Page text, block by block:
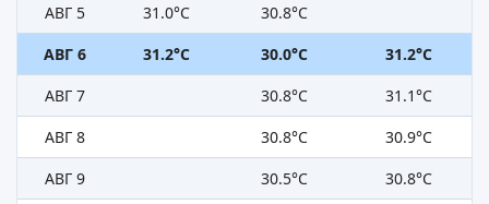
АВГ 5
31.0°C
30.8°C
АВГ 6
31.2°C 30.0°C
31.2°C
АВГ 7
30.8°C
31.1°C
АВГ 8
30.8°C
30.9°C
АВГ 9
30.5°C
30.8°C